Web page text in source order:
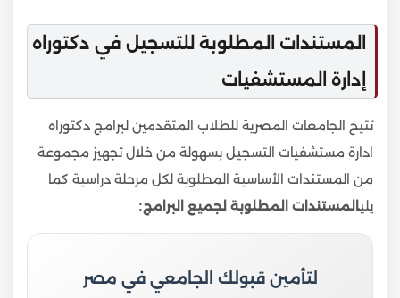
المستندات المطلوبة للتسجيل في دكتوراه
إدارة المستشفيات
تتيح الجامعات المصرية للطلاب المتقدمين لبرامج دكتوراه
ادارة مستشفيات التسجيل بسهولة من خلال تجهيز مجموعة
من المستندات الأساسية المطلوبة لكل مرحلة دراسية كما
يليالمستندات المطلوبة لجميع البرامج:
لتأمين قبولك الجامعي في مصر